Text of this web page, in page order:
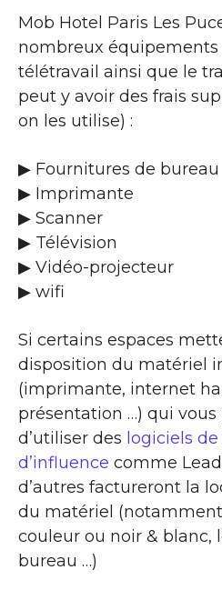
Mob Hotel Paris Les
nombreux
télétravail ainsi que le
peut y avoir des frais
on les utilise) :
▶ Fournitures de bureau
▶ Imprimante
▶ Scanner
▶ Télévision
▶ Vidéo-projecteur
▶ wifi
Si certains espaces
disposition du matériel
(imprimante, internet
présentation …) qui
d’utiliser des logiciels
d’influence comme
d’autres factureront la
du matériel (notamment
couleur ou noir & blanc,
bureau …)